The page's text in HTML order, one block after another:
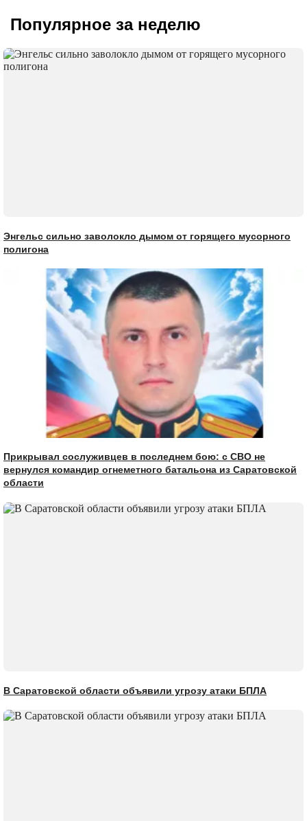
Популярное за неделю
Энгельс сильно заволокло дымом от горящего мусорного
полигона
Прикрывал сослуживцев в последнем бою: с СВО не
вернулся командир огнеметного батальона из Саратовской
области
В Саратовской области объявили угрозу атаки БПЛА